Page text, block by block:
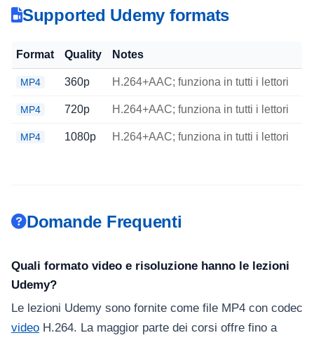
Supported Udemy formats
Format Quality Notes
MP4 360p H.264+AAC; funziona in tutti i lettori
MP4 720p H.264+AAC; funziona in tutti i lettori
MP4 1080p H.264+AAC; funziona in tutti i lettori
Domande Frequenti
Quali formato video e risoluzione hanno le lezioni
Udemy?
Le lezioni Udemy sono fornite come file MP4 con codec
video H.264. La maggior parte dei corsi offre fino a